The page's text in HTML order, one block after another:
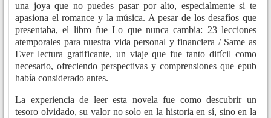
una joya que no puedes pasar por alto, especialmente si te
apasiona el romance y la música. A pesar de los desafíos que
presentaba, el libro fue Lo que nunca cambia: 23 lecciones
atemporales para nuestra vida personal y financiera / Same as
Ever lectura gratificante, un viaje que fue tanto difícil como
necesario, ofreciendo perspectivas y comprensiones que epub
había considerado antes.
La experiencia de leer esta novela fue como descubrir un
tesoro olvidado, su valor no solo en la historia en sí, sino en la